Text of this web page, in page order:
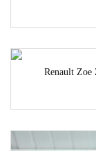
Renault